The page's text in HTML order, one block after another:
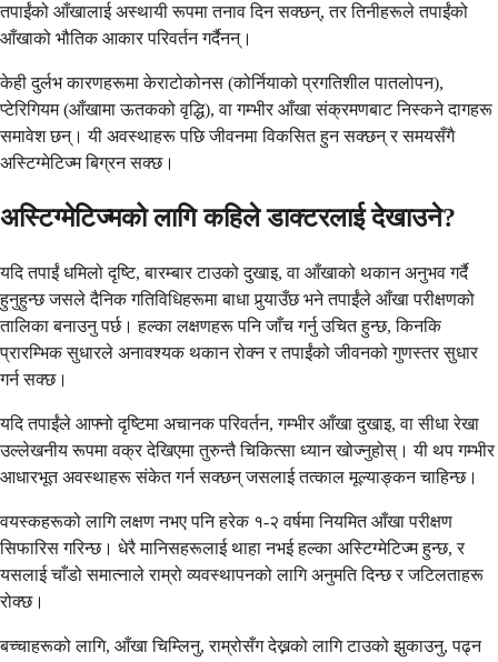
तपाईंको आँखालाई अस्थायी रूपमा तनाव दिन सक्छन्, तर तिनीहरूले तपाईंको
आँखाको भौतिक आकार परिवर्तन गर्दैनन्।
केही दुर्लभ कारणहरूमा केराटोकोनस (कोर्नियाको प्रगतिशील पातलोपन),
प्टेरिगियम (आँखामा ऊतकको वृद्धि), वा गम्भीर आँखा संक्रमणबाट निस्कने दागहरू
समावेश छन्। यी अवस्थाहरू पछि जीवनमा विकसित हुन सक्छन् र समयसँगै
अस्टिग्मेटिज्म बिग्रन सक्छ।
अस्टिग्मेटिज्मको लागि कहिले डाक्टरलाई देखाउने?
यदि तपाईं धमिलो दृष्टि, बारम्बार टाउको दुखाइ, वा आँखाको थकान अनुभव गर्दै
हुनुहुन्छ जसले दैनिक गतिविधिहरूमा बाधा पुर्‍याउँछ भने तपाईंले आँखा परीक्षणको
तालिका बनाउनु पर्छ। हल्का लक्षणहरू पनि जाँच गर्नु उचित हुन्छ, किनकि
प्रारम्भिक सुधारले अनावश्यक थकान रोक्न र तपाईंको जीवनको गुणस्तर सुधार
गर्न सक्छ।
यदि तपाईंले आफ्नो दृष्टिमा अचानक परिवर्तन, गम्भीर आँखा दुखाइ, वा सीधा रेखा
उल्लेखनीय रूपमा वक्र देखिएमा तुरुन्तै चिकित्सा ध्यान खोज्नुहोस्। यी थप गम्भीर
आधारभूत अवस्थाहरू संकेत गर्न सक्छन् जसलाई तत्काल मूल्याङ्कन चाहिन्छ।
वयस्कहरूको लागि लक्षण नभए पनि हरेक १-२ वर्षमा नियमित आँखा परीक्षण
सिफारिस गरिन्छ। धेरै मानिसहरूलाई थाहा नभई हल्का अस्टिग्मेटिज्म हुन्छ, र
यसलाई चाँडो समात्नाले राम्रो व्यवस्थापनको लागि अनुमति दिन्छ र जटिलताहरू
रोक्छ।
बच्चाहरूको लागि, आँखा चिम्लिनु, राम्रोसँग देख्नको लागि टाउको झुकाउनु, पढ्न